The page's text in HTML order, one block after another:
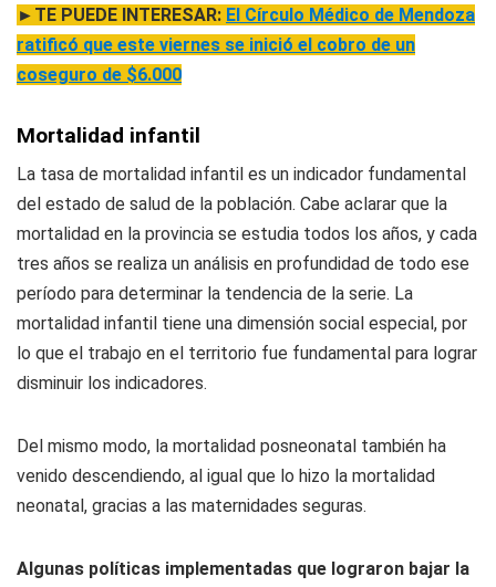
►TE PUEDE INTERESAR: El Círculo Médico de Mendoza
ratificó que este viernes se inició el cobro de un
coseguro de $6.000
Mortalidad infantil
La tasa de mortalidad infantil es un indicador fundamental
del estado de salud de la población. Cabe aclarar que la
mortalidad en la provincia se estudia todos los años, y cada
tres años se realiza un análisis en profundidad de todo ese
período para determinar la tendencia de la serie. La
mortalidad infantil tiene una dimensión social especial, por
lo que el trabajo en el territorio fue fundamental para lograr
disminuir los indicadores.
Del mismo modo, la mortalidad posneonatal también ha
venido descendiendo, al igual que lo hizo la mortalidad
neonatal, gracias a las maternidades seguras.
Algunas políticas implementadas que lograron bajar la